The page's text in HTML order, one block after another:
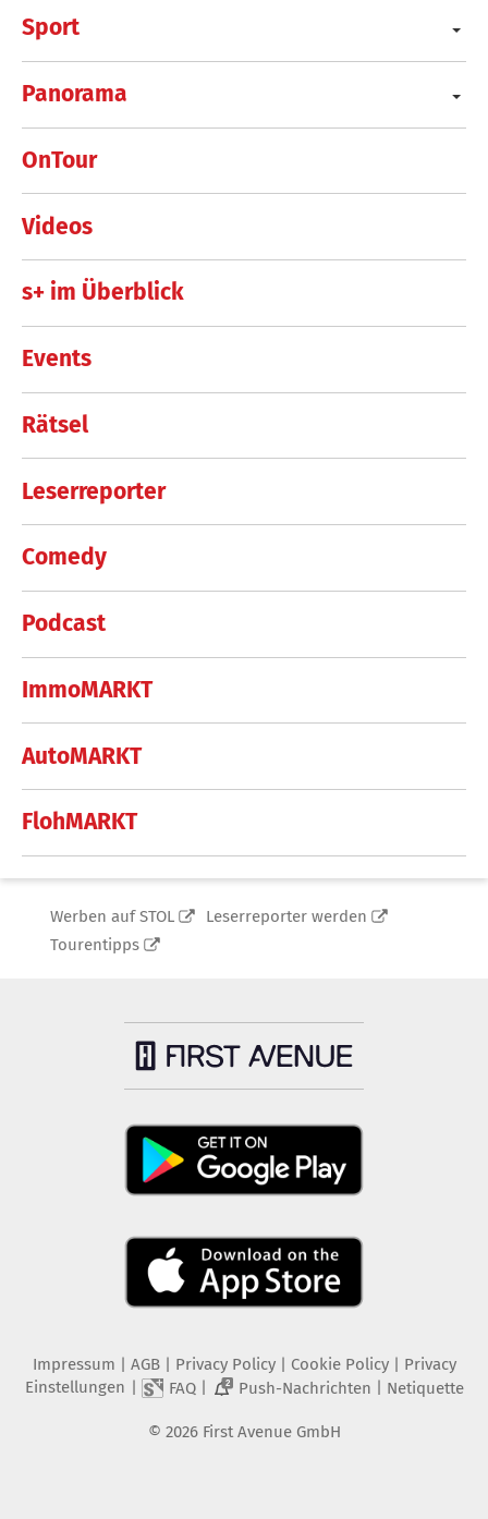
Sport
Panorama
OnTour
Videos
s+ im Überblick
Events
Rätsel
Leserreporter
Comedy
Podcast
ImmoMARKT
AutoMARKT
FlohMARKT
Werben auf STOL
Leserreporter werden
Tourentipps
Impressum | AGB | Privacy Policy| Cookie Policy| Privacy
Einstellungen | FAQ| 2 Push-Nachrichten | Netiquette
© 2026 First Avenue GmbH